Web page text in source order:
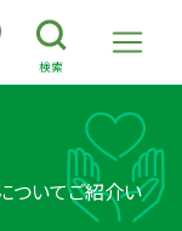
検索
ついてご紹介い